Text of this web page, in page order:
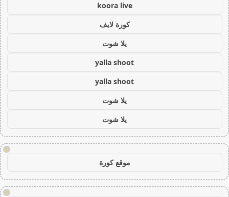
koora live
كورة لايف
يلا شوت
yalla shoot
yalla shoot
يلا شوت
يلا شوت
!
موقع كورة
!